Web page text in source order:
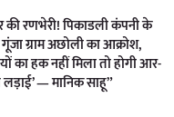
की रणभेरी! पिकाडली कंपनी के
ग्राम अछोली का आक्रोश,
का हक नहीं मिला तो होगी आर-
लड़ाई’ — मानिक साहू”